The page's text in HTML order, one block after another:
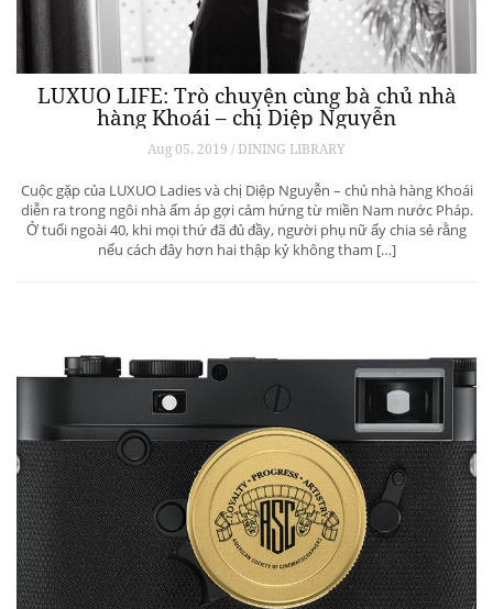
LUXUO LIFE: Trò chuyện cùng bà chủ nhà
hàng Khoái – chị Diệp Nguyễn
Aug 05, 2019 / DINING LIBRARY
Cuộc gặp của LUXUO Ladies và chị Diệp Nguyễn – chủ nhà hàng Khoái
diễn ra trong ngôi nhà ấm áp gợi cảm hứng từ miền Nam nước Pháp.
Ở tuổi ngoài 40, khi mọi thứ đã đủ đầy, người phụ nữ ấy chia sẻ rằng
nếu cách đây hơn hai thập kỷ không tham […]